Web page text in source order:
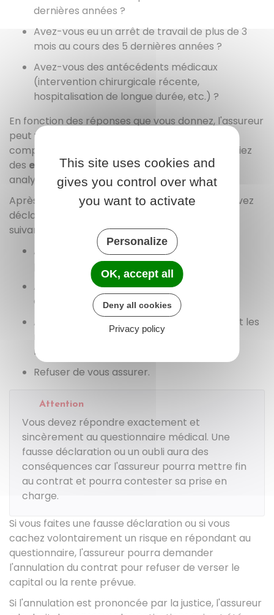
dernières années ?
Avez-vous eu un arrêt de travail de plus de 3
mois au cours des 5 dernières années ?
Avez-vous des antécédents médicaux
(intervention chirurgicale récente,
hospitalisation de longue durée, etc.) ?
En fonction des réponses que vous donnez, l'assureur
peut vous demander des renseignements
complémentaires et il peut exiger que vous fassiez
des examens médicaux(analyses biologiques,
analyses d'urine, examens cardiologiques etc.).
Après examen des risques médicaux que vous avez
déclarés, l'assureur peut prendre les décisions
suivantes :
Accepter de vous assurer sans condition
Accepter de vous assurer à condition que
acceptiez de payer unesurprime
Accepter de vous assurer, mais en excluant les
risques liés aux conséquences de certaines
maladies ou de certains événements
Refuser de vous assurer.
Attention
Vous devez répondre exactement et
sincèrement au questionnaire médical. Une
fausse déclaration ou un oubli aura des
conséquences car l'assureur pourra mettre fin
au contrat et pourra contester sa prise en
charge.
Si vous faites une fausse déclaration ou si vous
cachez volontairement un risque en répondant au
questionnaire, l'assureur pourra demander
l'annulation du contrat pour refuser de verser le
capital ou la rente prévue.
Si l'annulation est prononcée par la justice, l'assureur
This site uses cookies and
gives you control over what
you want to activate
Personalize
OK, accept all
Deny all cookies
Privacy policy